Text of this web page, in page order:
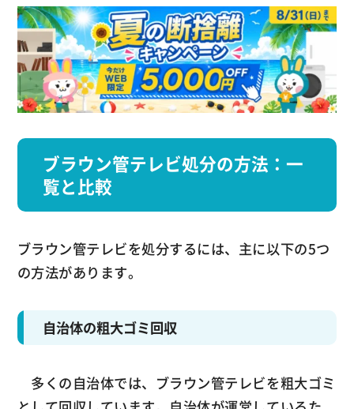
ブラウン管テレビ処分の方法：一
覧と比較
ブラウン管テレビを処分するには、主に以下の5つ
の方法があります。
自治体の粗大ゴミ回収
多くの自治体では、ブラウン管テレビを粗大ゴミ